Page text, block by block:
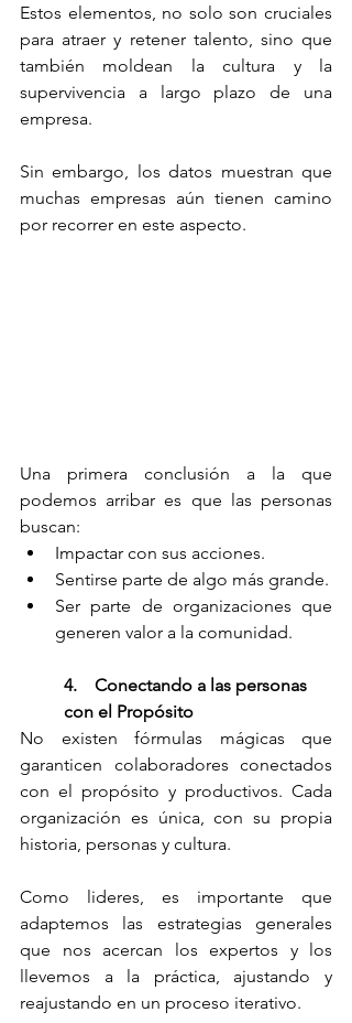
Estos elementos, no solo son cruciales
para atraer y retener talento, sino que
también moldean la cultura y la
supervivencia a largo plazo de una
empresa.
Sin embargo, los datos muestran que
muchas empresas aún tienen camino
por recorrer en este aspecto.
Una primera conclusión a la que
podemos arribar es que las personas
buscan:
Impactar con sus acciones.
Sentirse parte de algo más grande.
Ser parte de organizaciones que
generen valor a la comunidad.
4.    Conectando a las personas
con el Propósito
No existen fórmulas mágicas que
garanticen colaboradores conectados
con el propósito y productivos. Cada
organización es única, con su propia
historia, personas y cultura.
Como lideres, es importante que
adaptemos las estrategias generales
que nos acercan los expertos y los
llevemos a la práctica, ajustando y
reajustando en un proceso iterativo.